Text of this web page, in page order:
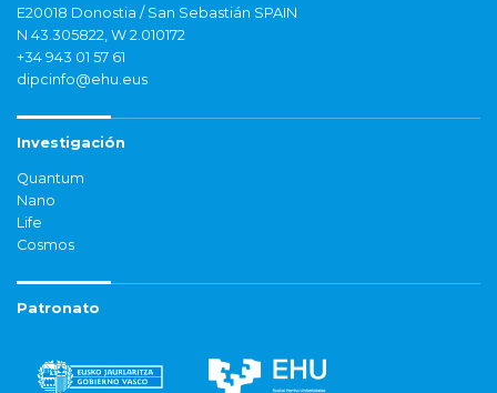
E20018 Donostia / San Sebastián SPAIN
N 43.305822, W 2.010172
+34 943 01 57 61
dipcinfo@ehu.eus
Investigación
Quantum
Nano
Life
Cosmos
Patronato